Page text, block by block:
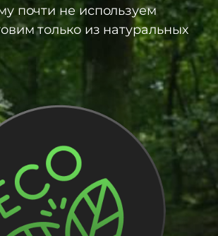
почти не используем
только из натуральных